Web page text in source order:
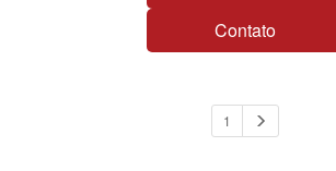
Contato
1